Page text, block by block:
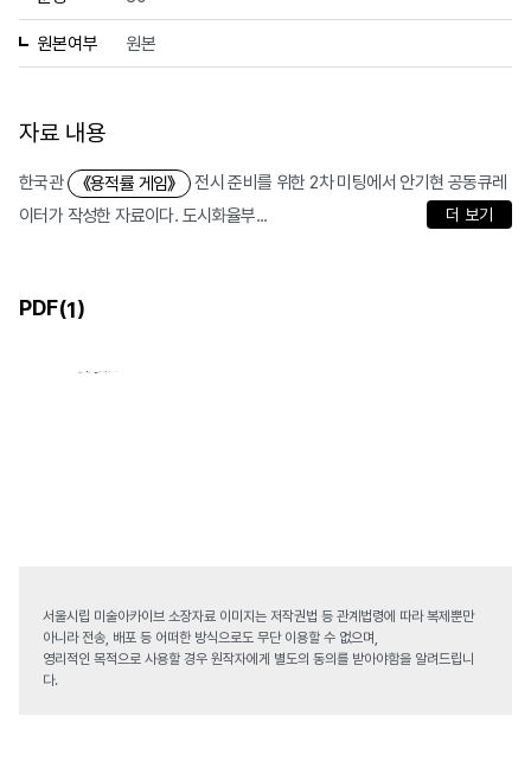
원본여부 원본
자료 내용
한국관 《용적률 게임》
전시 준비를 위한 2차 미팅에서 안기현 공동큐레
이터가 작성한 자료이다. 도시화율부...
더 보기
PDF(1)
서울시립 미술아카이브 소장자료 이미지는 저작권법 등 관계법령에 따라 복제뿐만
아니라 전송, 배포 등 어떠한 방식으로도 무단 이용할 수 없으며,
영리적인 목적으로 사용할 경우 원작자에게 별도의 동의를 받아야함을 알려드립니
다.